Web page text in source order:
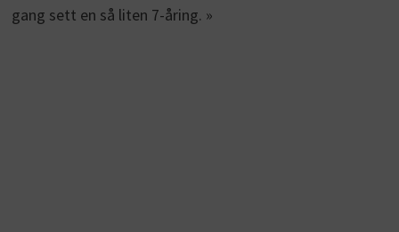
gang sett en så liten 7-åring. »